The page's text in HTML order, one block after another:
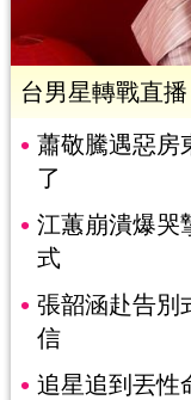
台男星轉戰直
蕭敬騰遇惡房
了
江蕙崩潰爆哭
式
張韶涵赴告別
信
追星追到丟性